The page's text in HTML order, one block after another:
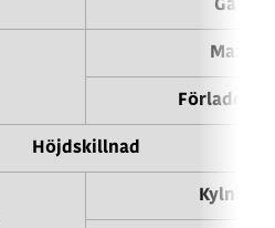
Gas
Max.
Höjdskillnad
Kylning